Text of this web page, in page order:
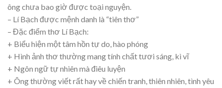
ông chưa bao giờ được toại nguyện.
– Lí Bạch được mệnh danh là “tiên thơ”
– Đặc điểm thơ Lí Bạch:
+ Biểu hiện một tâm hồn tự do, hào phóng
+ Hình ảnh thơ thường mang tính chất tươi sáng, kì vĩ
+ Ngôn ngữ tự nhiên mà điêu luyện
+ Ông thường viết rất hay về chiến tranh, thiên nhiên, tình yêu